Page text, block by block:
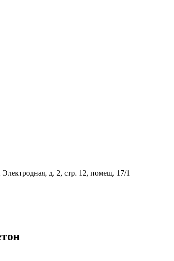
д. 2, стр. 12, помещ. 17/1